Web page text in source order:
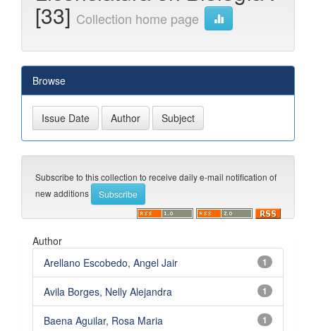
[33] Collection home page
Browse
Subscribe to this collection to receive daily e-mail notification of
new additions
Author
1
Arellano Escobedo, Angel Jair
1
Avila Borges, Nelly Alejandra
1
Baena Aguilar, Rosa Maria